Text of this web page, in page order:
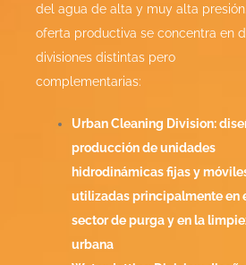
del agua de alta y muy alta
oferta productiva se concentra en
divisiones distintas pero
complementarias:
Urban Cleaning Division:
producción de unidades
hidrodinámicas fijas y
utilizadas principalmente en
sector de purga y en la
urbana